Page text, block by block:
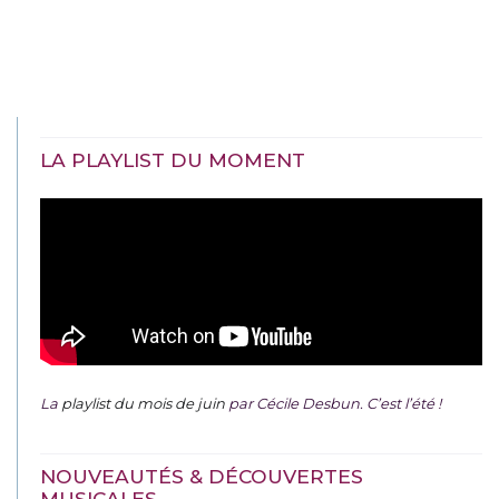
LA PLAYLIST DU MOMENT
La playlist du mois de juin par Cécile Desbun. C’est l’été !
NOUVEAUTÉS & DÉCOUVERTES